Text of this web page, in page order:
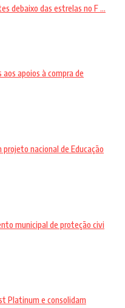
debaixo das estrelas no F ...
apoios à compra de
nacional de Educação
municipal de proteção civi
Platinum e consolidam